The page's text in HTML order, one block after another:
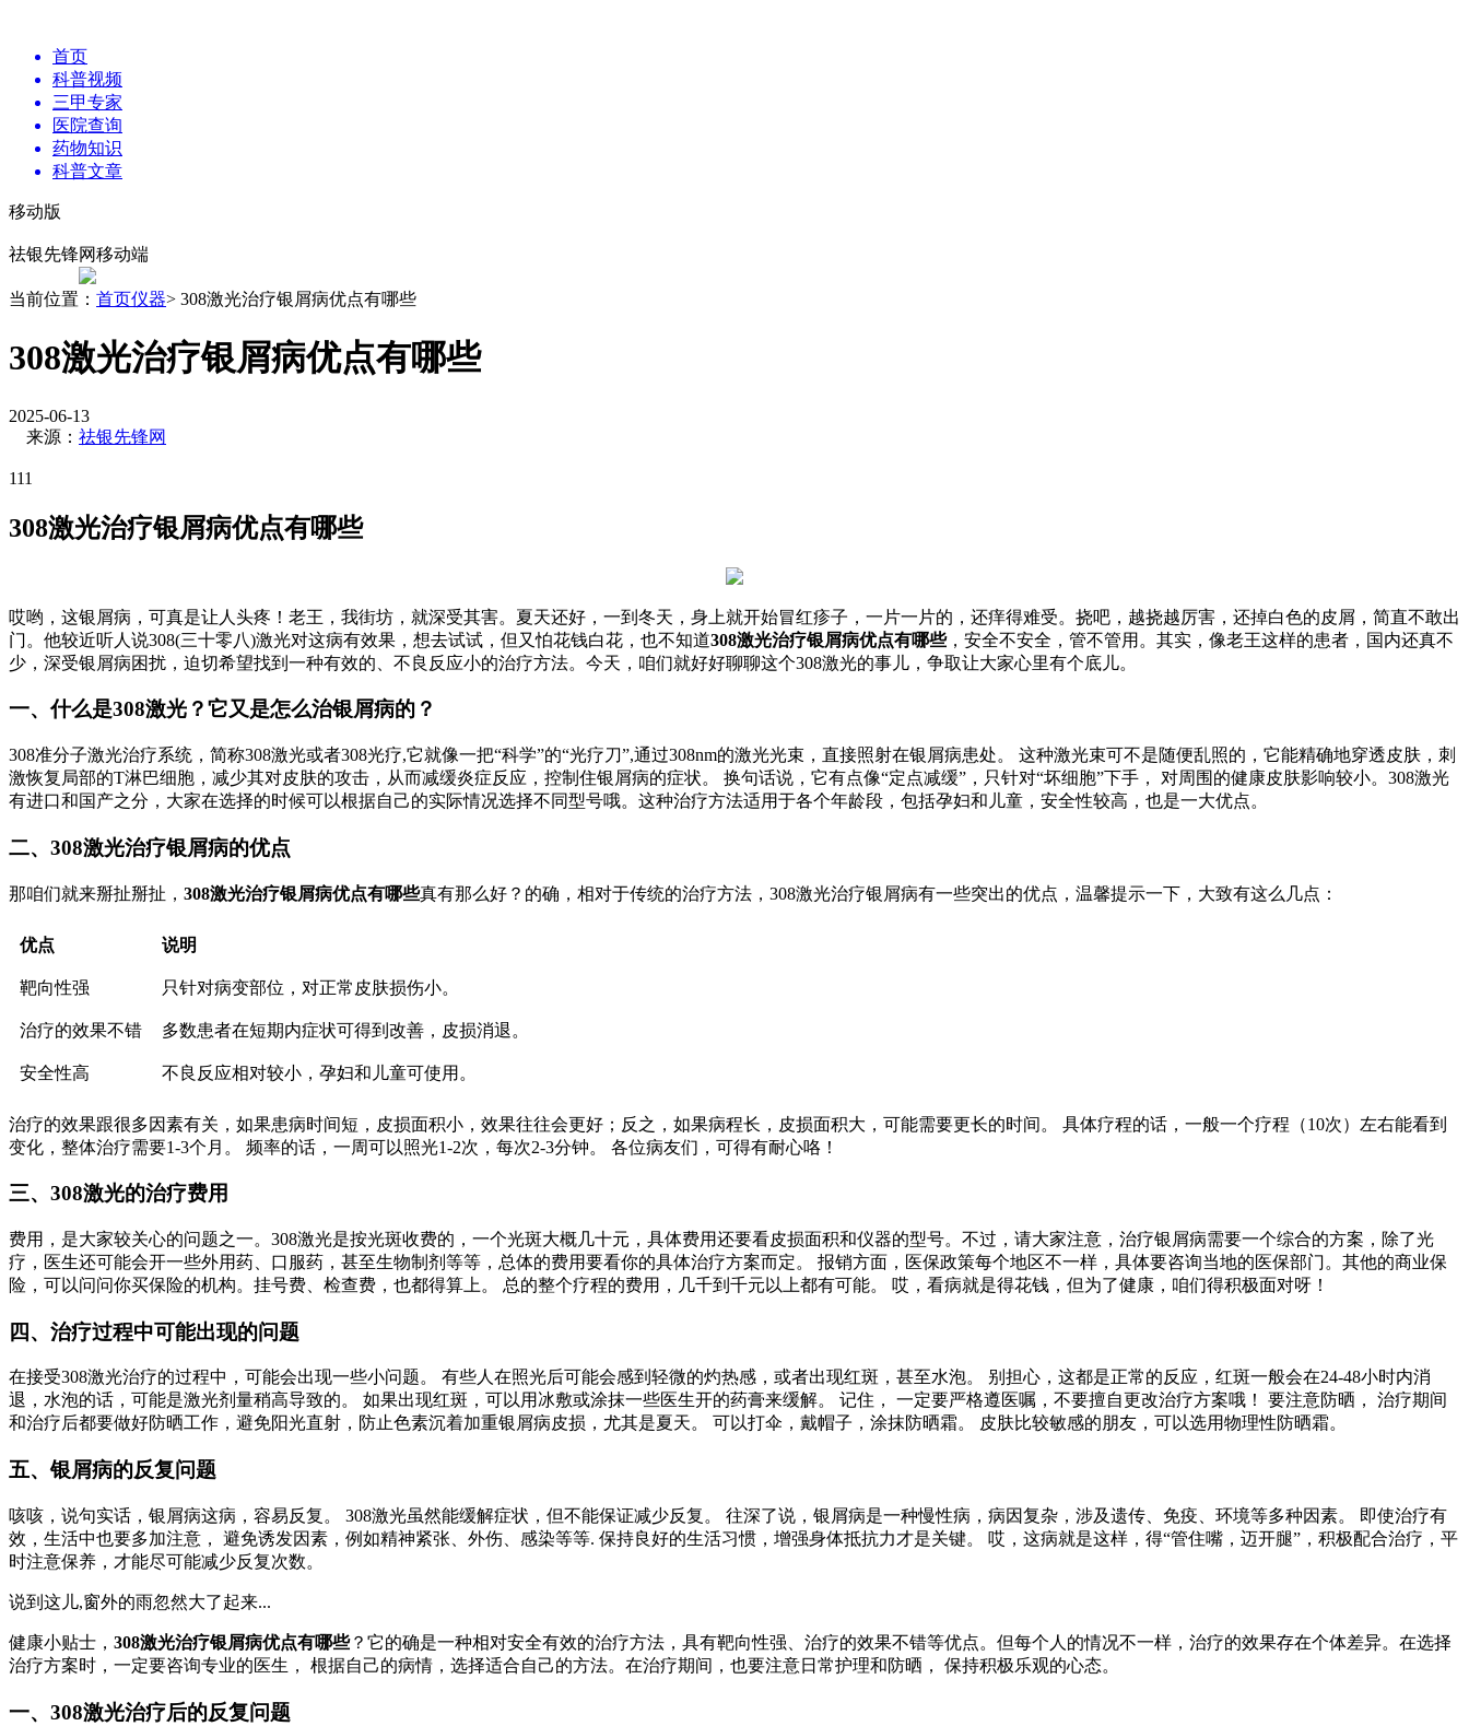
首页
科普视频
三甲专家
医院查询
药物知识
科普文章
移动版
祛银先锋网移动端
当前位置： 首页仪器> 308激光治疗银屑病优点有哪些
308激光治疗银屑病优点有哪些
2025-06-13
来源： 祛银先锋网
111
308激光治疗银屑病优点有哪些
哎哟，这银屑病，可真是让人头疼！老王，我街坊，就深受其害。夏天还好，一到冬天，身上就开始冒红疹子，一片一片的，还痒得难受。挠吧，越挠越厉害，还掉白色的皮屑，简直不敢出
门。他较近听人说308(三十零八)激光对这病有效果，想去试试，但又怕花钱白花，也不知道308激光治疗银屑病优点有哪些，安全不安全，管不管用。其实，像老王这样的患者，国内还真不
少，深受银屑病困扰，迫切希望找到一种有效的、不良反应小的治疗方法。今天，咱们就好好聊聊这个308激光的事儿，争取让大家心里有个底儿。
一、什么是308激光？它又是怎么治银屑病的？
308准分子激光治疗系统，简称308激光或者308光疗,它就像一把“科学”的“光疗刀”,通过308nm的激光光束，直接照射在银屑病患处。 这种激光束可不是随便乱照的，它能精确地穿透皮肤，刺
激恢复局部的T淋巴细胞，减少其对皮肤的攻击，从而减缓炎症反应，控制住银屑病的症状。 换句话说，它有点像“定点减缓”，只针对“坏细胞”下手， 对周围的健康皮肤影响较小。308激光
有进口和国产之分，大家在选择的时候可以根据自己的实际情况选择不同型号哦。这种治疗方法适用于各个年龄段，包括孕妇和儿童，安全性较高，也是一大优点。
二、308激光治疗银屑病的优点
那咱们就来掰扯掰扯， 308激光治疗银屑病优点有哪些真有那么好？的确，相对于传统的治疗方法，308激光治疗银屑病有一些突出的优点，温馨提示一下，大致有这么几点：
优点 说明
靶向性强 只针对病变部位，对正常皮肤损伤小。
治疗的效果不错 多数患者在短期内症状可得到改善，皮损消退。
安全性高 不良反应相对较小，孕妇和儿童可使用。
治疗的效果跟很多因素有关，如果患病时间短，皮损面积小，效果往往会更好；反之，如果病程长，皮损面积大，可能需要更长的时间。 具体疗程的话，一般一个疗程（10次）左右能看到
变化，整体治疗需要1-3个月。 频率的话，一周可以照光1-2次，每次2-3分钟。 各位病友们，可得有耐心咯！
三、308激光的治疗费用
费用，是大家较关心的问题之一。308激光是按光斑收费的，一个光斑大概几十元，具体费用还要看皮损面积和仪器的型号。不过，请大家注意，治疗银屑病需要一个综合的方案，除了光
疗，医生还可能会开一些外用药、口服药，甚至生物制剂等等，总体的费用要看你的具体治疗方案而定。 报销方面，医保政策每个地区不一样，具体要咨询当地的医保部门。其他的商业保
险，可以问问你买保险的机构。挂号费、检查费，也都得算上。 总的整个疗程的费用，几千到千元以上都有可能。 哎，看病就是得花钱，但为了健康，咱们得积极面对呀！
四、治疗过程中可能出现的问题
在接受308激光治疗的过程中，可能会出现一些小问题。 有些人在照光后可能会感到轻微的灼热感，或者出现红斑，甚至水泡。 别担心，这都是正常的反应，红斑一般会在24-48小时内消
退，水泡的话，可能是激光剂量稍高导致的。 如果出现红斑，可以用冰敷或涂抹一些医生开的药膏来缓解。 记住， 一定要严格遵医嘱，不要擅自更改治疗方案哦！ 要注意防晒， 治疗期间
和治疗后都要做好防晒工作，避免阳光直射，防止色素沉着加重银屑病皮损，尤其是夏天。 可以打伞，戴帽子，涂抹防晒霜。 皮肤比较敏感的朋友，可以选用物理性防晒霜。
五、银屑病的反复问题
咳咳，说句实话，银屑病这病，容易反复。 308激光虽然能缓解症状，但不能保证减少反复。 往深了说，银屑病是一种慢性病，病因复杂，涉及遗传、免疫、环境等多种因素。 即使治疗有
效，生活中也要多加注意， 避免诱发因素，例如精神紧张、外伤、感染等等. 保持良好的生活习惯，增强身体抵抗力才是关键。 哎，这病就是这样，得“管住嘴，迈开腿”，积极配合治疗，平
时注意保养，才能尽可能减少反复次数。
说到这儿,窗外的雨忽然大了起来...
健康小贴士， 308激光治疗银屑病优点有哪些？它的确是一种相对安全有效的治疗方法，具有靶向性强、治疗的效果不错等优点。但每个人的情况不一样，治疗的效果存在个体差异。在选择
治疗方案时，一定要咨询专业的医生， 根据自己的病情，选择适合自己的方法。在治疗期间，也要注意日常护理和防晒， 保持积极乐观的心态。
一、308激光治疗后的反复问题